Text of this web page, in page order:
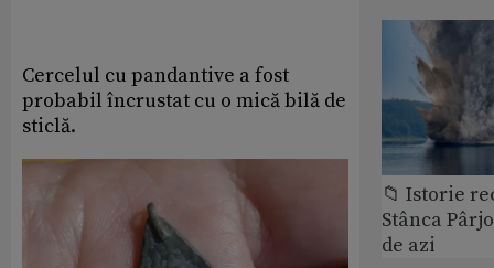
Cercelul cu pandantive a fost
probabil încrustat cu o mică bilă de
sticlă.
📁 Istorie
Stânca
de azi